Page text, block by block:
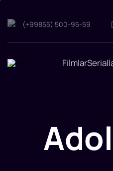
Adolat
filmi
2015-
(+99855) 500-95-59
Filmlar